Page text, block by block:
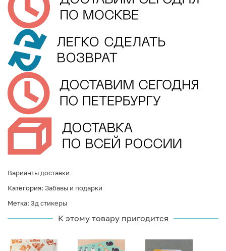
Варианты доставки
Категория: Забавы и подарки
Метка: 3д стикеры
К этому товару пригодится